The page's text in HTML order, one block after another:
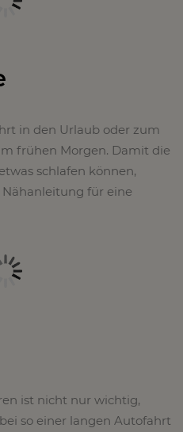
in den Urlaub oder zum
frühen Morgen. Damit die
schlafen können,
für eine
ist nicht nur wichtig,
so einer langen Autofahrt